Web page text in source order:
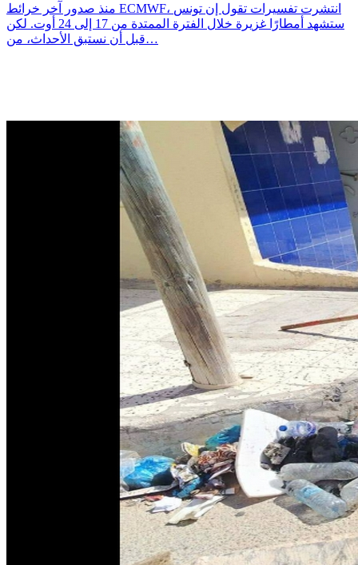
منذ صدور آخر خرائط ECMWF، انتشرت تفسيرات تقول إن تونس
ستشهد أمطارًا غزيرة خلال الفترة الممتدة من 17 إلى 24 أوت. لكن
قبل أن نستبق الأحداث، من…